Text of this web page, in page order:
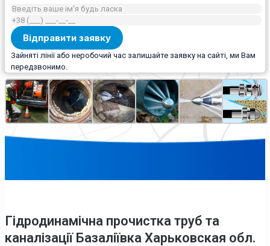
Зайняті лінії або неробочий час залишайте заявку на сайті, ми Вам
передзвонимо.
Гідродинамічна прочистка труб та
каналізації Базаліївка Харьковская обл.